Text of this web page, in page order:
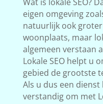
eigen omgeving
natuurlijk ook
woonplaats, maar
algemeen verstaan
Lokale SEO helpt u
gebied de grootste
Als u dus een
verstandig om met